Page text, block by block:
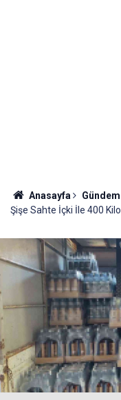
Anasayfa Gündem
Şişe Sahte İçki İle 400